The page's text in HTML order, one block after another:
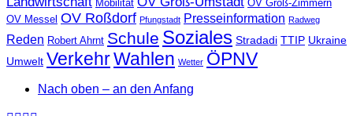
Mobilität
OV Groß-Zimmern
OV Messel OV Roßdorf Pfungstadt Presseinformation Radweg
Reden Robert Ahrnt Schule Soziales Stradadi TTIP Ukraine
Umwelt VerkehrWahlen Wetter ÖPNV
Nach oben – an den Anfang